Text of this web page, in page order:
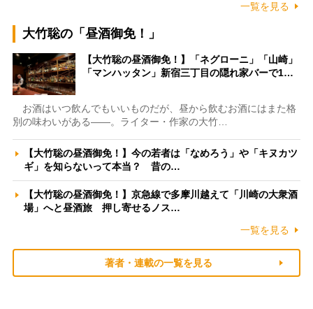
一覧を見る
大竹聡の「昼酒御免！」
【大竹聡の昼酒御免！】「ネグローニ」「山崎」
「マンハッタン」新宿三丁目の隠れ家バーで1…
お酒はいつ飲んでもいいものだが、昼から飲むお酒にはまた格
別の味わいがある――。ライター・作家の大竹…
【大竹聡の昼酒御免！】今の若者は「なめろう」や「キヌカツ
ギ」を知らないって本当？ 昔の…
【大竹聡の昼酒御免！】京急線で多摩川越えて「川崎の大衆酒
場」へと昼酒旅 押し寄せるノス…
一覧を見る
著者・連載の一覧を見る